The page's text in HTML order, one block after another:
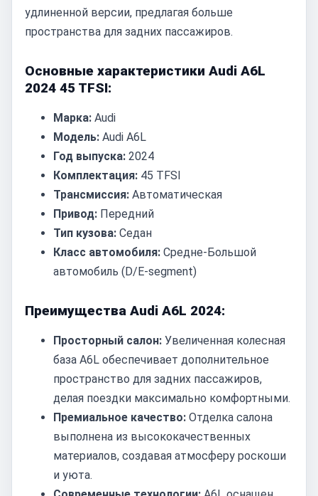
удлиненной версии, предлагая больше
пространства для задних пассажиров.
Основные характеристики Audi A6L
2024 45 TFSI:
Марка: Audi
Модель: Audi A6L
Год выпуска: 2024
Комплектация: 45 TFSI
Трансмиссия: Автоматическая
Привод: Передний
Тип кузова: Седан
Класс автомобиля: Средне-Большой
автомобиль (D/E-segment)
Преимущества Audi A6L 2024:
Просторный салон: Увеличенная колесная
база A6L обеспечивает дополнительное
пространство для задних пассажиров,
делая поездки максимально комфортными.
Премиальное качество: Отделка салона
выполнена из высококачественных
материалов, создавая атмосферу роскоши
и уюта.